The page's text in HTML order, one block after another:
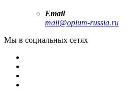
Email
mail@opium-russia.ru
Мы в социальных сетях